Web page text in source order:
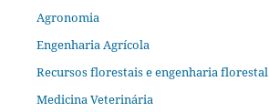
Agronomia
Engenharia Agrícola
Recursos florestais e engenharia florestal
Medicina Veterinária